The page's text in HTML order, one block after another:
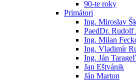
90-te roky
Primátori
Ing. Miroslav
PaedDr. Rudolf
Ing. Milan
Ing. Vladimír
Ing. Ján Tarageľ
Jan Eštvánik
Ján Marton